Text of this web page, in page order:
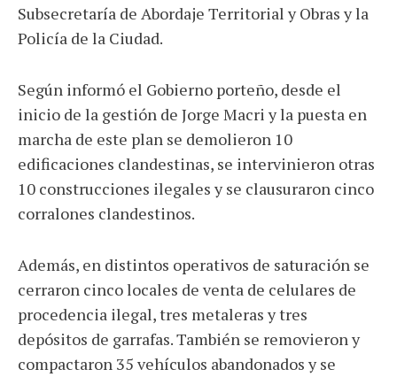
Subsecretaría de Abordaje Territorial y Obras y la
Policía de la Ciudad.
Según informó el Gobierno porteño, desde el
inicio de la gestión de Jorge Macri y la puesta en
marcha de este plan se demolieron 10
edificaciones clandestinas, se intervinieron otras
10 construcciones ilegales y se clausuraron cinco
corralones clandestinos.
Además, en distintos operativos de saturación se
cerraron cinco locales de venta de celulares de
procedencia ilegal, tres metaleras y tres
depósitos de garrafas. También se removieron y
compactaron 35 vehículos abandonados y se